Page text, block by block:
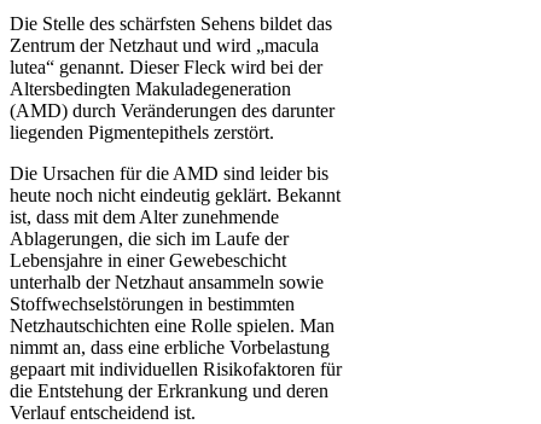
Die Stelle des schärfsten Sehens bildet das
Zentrum der Netzhaut und wird „macula
lutea“ genannt. Dieser Fleck wird bei der
Altersbedingten Makuladegeneration
(AMD) durch Veränderungen des darunter
liegenden Pigmentepithels zerstört.
Die Ursachen für die AMD sind leider bis
heute noch nicht eindeutig geklärt. Bekannt
ist, dass mit dem Alter zunehmende
Ablagerungen, die sich im Laufe der
Lebensjahre in einer Gewebeschicht
unterhalb der Netzhaut ansammeln sowie
Stoffwechselstörungen in bestimmten
Netzhautschichten eine Rolle spielen. Man
nimmt an, dass eine erbliche Vorbelastung
gepaart mit individuellen Risikofaktoren für
die Entstehung der Erkrankung und deren
Verlauf entscheidend ist.